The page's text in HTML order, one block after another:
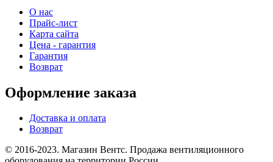
О нас
Прайс-лист
Карта сайта
Цена - гарантия
Гарантия
Возврат
Оформление заказа
Доставка и оплата
Возврат
© 2016-2023. Магазин Вентс. Продажа вентиляционного